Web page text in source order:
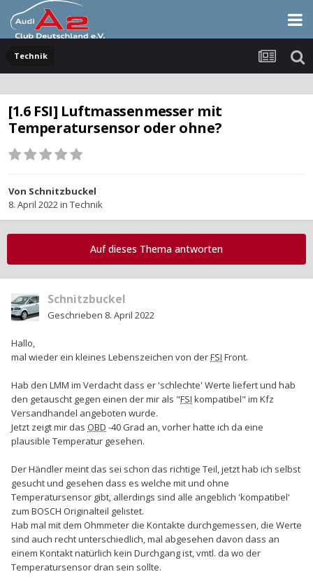
Technik
[1.6 FSI] Luftmassenmesser mit
Temperatursensor oder ohne?
Von Schnitzbuckel
8. April 2022in Technik
Auf dieses Thema antworten
Schnitzbuckel
Geschrieben 8. April 2022
Hallo,
mal wieder ein kleines Lebenszeichen von derFSI Front.
Hab den LMM im Verdacht dass er 'schlechte' Werte liefert und hab
den getauscht gegen einen der mir als "FSI kompatibel" im Kfz
Versandhandel angeboten wurde.
Jetzt zeigt mir das OBD -40 Grad an, vorher hatte ich da eine
plausible Temperatur gesehen.
Der Händler meint das sei schon das richtige Teil, jetzt hab ich selbst
gesucht und gesehen dass es welche mit und ohne
Temperatursensor gibt, allerdings sind alle angeblich 'kompatibel'
zum BOSCH Originalteil gelistet.
Hab mal mit dem Ohmmeter die Kontakte durchgemessen, die Werte
sind auch recht unterschiedlich, mal abgesehen davon dass an
einem Kontakt natürlich kein Durchgang ist, vmtl. da wo der
Temperatursensor dran sein sollte.